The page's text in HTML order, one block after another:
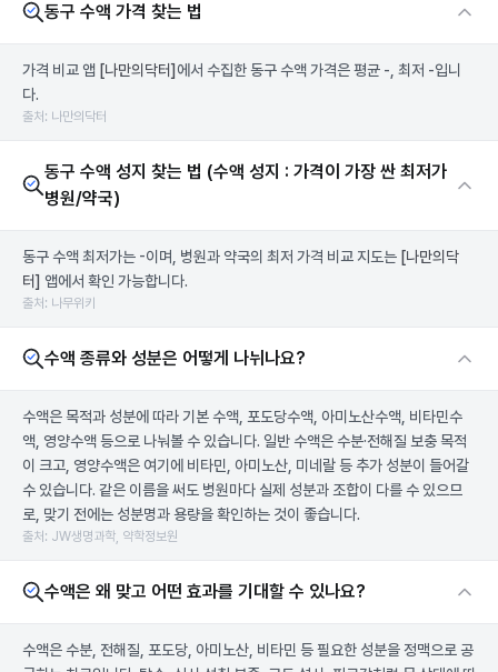
동구 수액 가격 찾는 법
가격 비교 앱 [나만의닥터] 에서 수집한 동구 수액 가격은 평균 -, 최저 -입니
다.
출처: 나만의닥터
동구 수액 성지 찾는 법 (수액 성지 : 가격이 가장 싼 최저가
병원/약국)
동구 수액 최저가는 -이며, 병원과 약국의 최저 가격 비교 지도는 [나만의닥
터] 앱에서 확인 가능합니다.
출처: 나무위키
수액 종류와 성분은 어떻게 나뉘나요?
수액은 목적과 성분에 따라 기본 수액, 포도당수액, 아미노산수액, 비타민수
액, 영양수액 등으로 나눠볼 수 있습니다. 일반 수액은 수분·전해질 보충 목적
이 크고, 영양수액은 여기에 비타민, 아미노산, 미네랄 등 추가 성분이 들어갈
수 있습니다. 같은 이름을 써도 병원마다 실제 성분과 조합이 다를 수 있으므
로, 맞기 전에는 성분명과 용량을 확인하는 것이 좋습니다.
출처: JW생명과학, 약학정보원
수액은 왜 맞고 어떤 효과를 기대할 수 있나요?
수액은 수분, 전해질, 포도당, 아미노산, 비타민 등 필요한 성분을 정맥으로 공